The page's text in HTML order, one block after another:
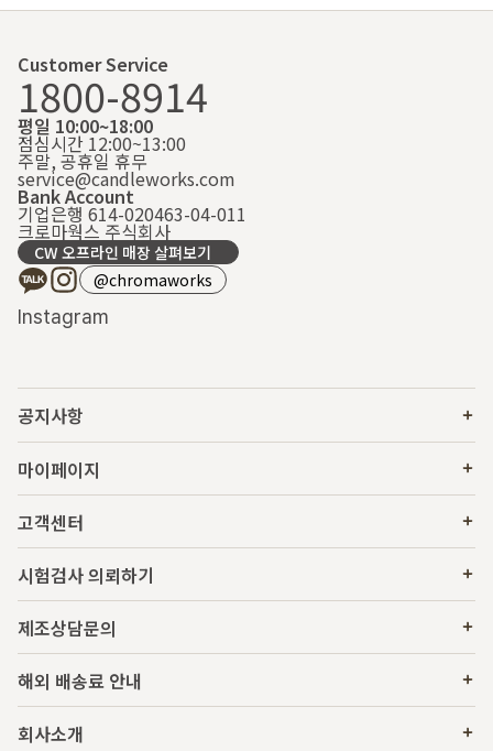
Customer Service
1800-8914
평일 10:00~18:00
점심시간 12:00~13:00
주말, 공휴일 휴무
service@candleworks.com
Bank Account
기업은행 614-020463-04-011
크로마웍스 주식회사
CW 오프라인 매장 살펴보기
@chromaworks
Instagram
공지사항
마이페이지
고객센터
시험검사 의뢰하기
제조상담문의
해외 배송료 안내
회사소개